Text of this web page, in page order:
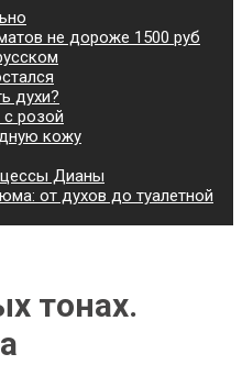
не дороже 1500 руб
духи?
розой
кожу
Дианы
от духов до туалетной
тонах.